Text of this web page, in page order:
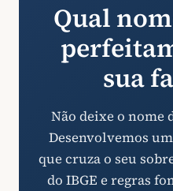
Qual
sua
Não deixe o nome
Desenvolvemos
que cruza o seu
do IBGE e regras